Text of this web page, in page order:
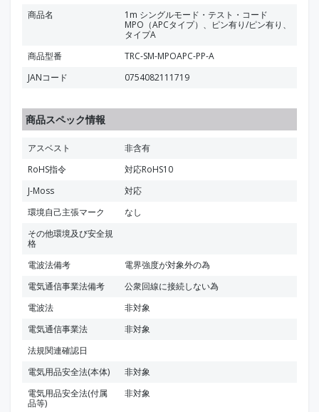
商品名
1m シングルモード・テスト・コード
MPO（APCタイプ）、ピン有り/ピン有り、
タイプA
商品型番
TRC-SM-MPOAPC-PP-A
JANコード
0754082111719
商品スペック情報
アスベスト
非含有
RoHS指令
対応RoHS10
J-Moss
対応
環境自己主張マーク
なし
その他環境及び安全規
格
電波法備考
電界強度が対象外の為
電気通信事業法備考
公衆回線に接続しない為
電波法
非対象
電気通信事業法
非対象
法規関連確認日
電気用品安全法(本体)
非対象
電気用品安全法(付属
品等)
非対象